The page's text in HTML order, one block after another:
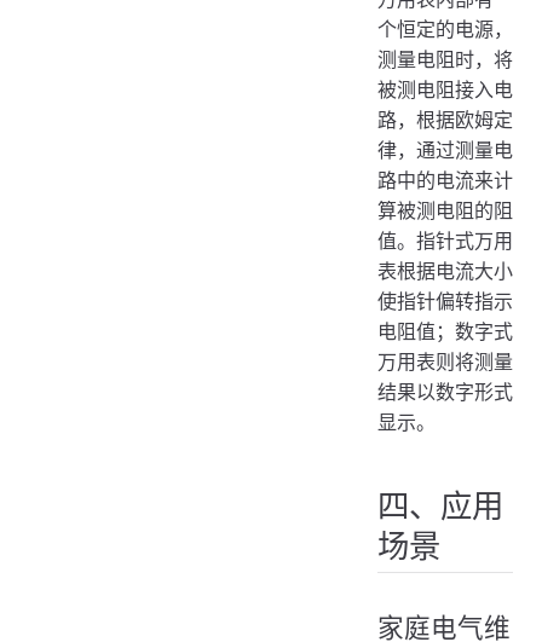
个恒定的电源，
测量电阻时，将
被测电阻接入电
路，根据欧姆定
律，通过测量电
路中的电流来计
算被测电阻的阻
值。指针式万用
表根据电流大小
使指针偏转指示
电阻值；数字式
万用表则将测量
结果以数字形式
显示。
四、应用
场景
家庭电气维